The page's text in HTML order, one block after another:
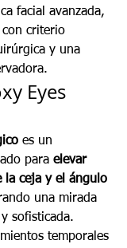
facial avanzada,
con criterio
y una
Eyes
es un
para elevar
la ceja y el ángulo
una mirada
sofisticada.
temporales